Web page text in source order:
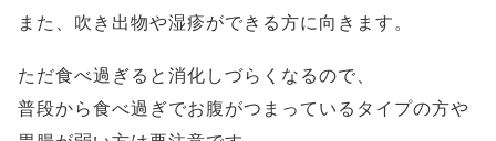
また、吹き出物や湿疹ができる方に向きます。
ただ食べ過ぎると消化しづらくなるので、
普段から食べ過ぎでお腹がつまっているタイプの方や